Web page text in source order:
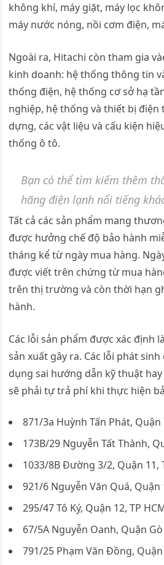
không khí, máy giặt, máy lọc
máy nước nóng, nồi cơm điện,
Ngoài ra, Hitachi còn tham gia
kinh doanh: hệ thống thông tin
thống điện, hệ thống cơ sở hạ
nghiệp, hệ thống và thiết bị điện
dựng, các vật liệu và cấu kiện
thống ô tô.
Bạn có thể tìm kiếm thêm
hãng điện lạnh nổi tiếng
Tất cả các sản phẩm mang
được hưởng chế độ bảo hành
tháng kể từ ngày mua hàng.
được viết trên chứng từ mua
trên thị trường và còn thời hạn
hành.
Các lỗi sản phẩm được xác định
sản xuất gây ra. Các lỗi phát
dụng sai hướng dẫn kỹ thuật
sẽ phải tự trả phí khi thực hiện
871/3a Huỳnh Tấn Phát, Quận
173B/29 Nguyễn Tất Thành,
1033/8B Đường 3/2, Quận 11,
921/6 Nguyễn Văn Quá, Quận
295/47 Tô Ký, Quận 12, TP
67/5A Nguyễn Oanh, Quận Gò
791/25 Phạm Văn Đồng,